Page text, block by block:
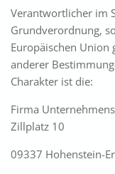
Verantwortlicher im
Grundverordnung,
Europäischen Union
anderer
Charakter ist die:
Firma
Zillplatz 10
09337 Hohenstein-